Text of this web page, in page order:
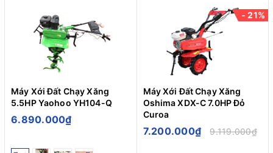
Máy Xới Đất Chạy Xăng
5.5HP Yaohoo YH104-Q
6.890.000₫
- 21%
Máy Xới Đất Chạy Xăng
Oshima XDX-C 7.0HP Đỏ
Curoa
7.200.000₫ 9.119.000₫